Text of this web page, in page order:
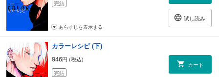
完結
試し読み
あらすじを表示する
カラーレシピ (下)
946円 (税込)
完結
カート